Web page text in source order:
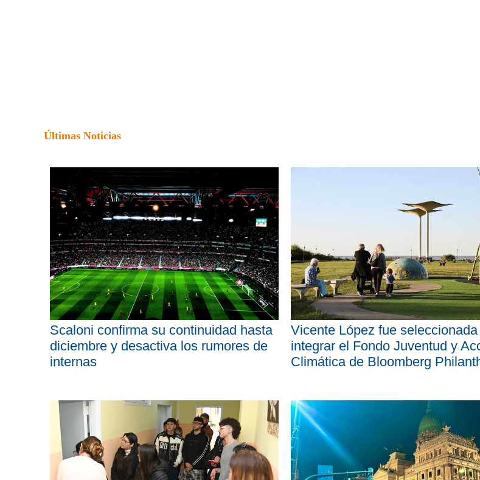
Últimas Noticias
Scaloni confirma su continuidad hasta
diciembre y desactiva los rumores de
internas
Vicente López fue
integrar el Fondo Juventud y
Climática de Bloomberg